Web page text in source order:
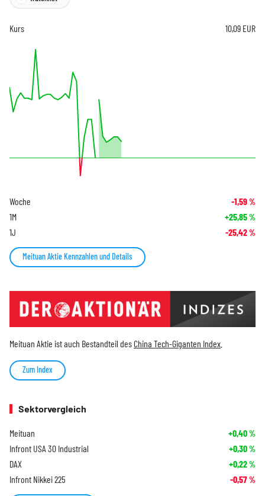
Kurs 10,09 EUR
Woche -1,59%
1M +25,85%
1J -25,42%
Meituan Aktie Kennzahlen und Details
Meituan Aktie ist auch Bestandteil desChina Tech-Giganten Index
Zum Index
Sektorvergleich
Meituan +0,40%
Infront USA 30 Industrial +0,30%
DAX +0,22%
Infront Nikkei 225 -0,57%